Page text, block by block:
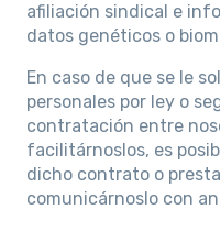
afiliación sindical e
datos genéticos o
En caso de que se le
personales por ley o
contratación entre
facilitárnoslos, es
dicho contrato o
comunicárnoslo con